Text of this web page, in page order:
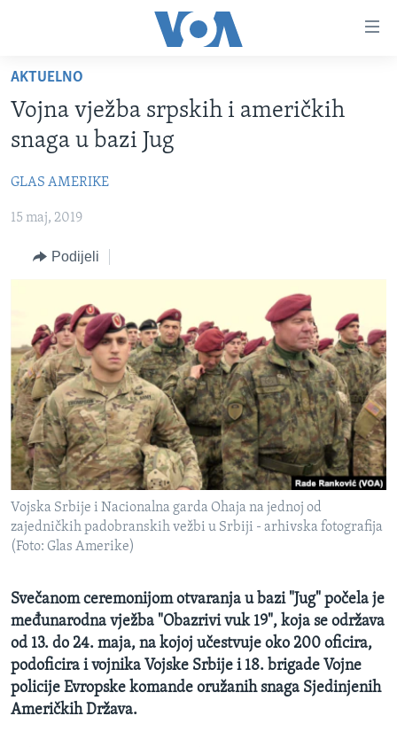
glavni
sadržaj
na
glavnu
Idi
pretragu
VIDEO
FOTOGRAFIJE DANA
VIJESTI
SJEDINJENE AMERIČKE DRŽAVE
BOSNA I HERCEGOVINA
NAUKA I TEHNOLOGIJA
SPECIJALNI PROJEKTI
SLOBODA MEDIJA
ŽENSKA STRANA
IZBJEGLIČKA STRANA
MAGAZIN
O GLASU AMERIKE
Learning English
PRATITE NAS
Jezici
AKTUELNO
Vojna vježba srpskih i američkih
snaga u bazi Jug
GLAS AMERIKE
15 maj, 2019
Podijeli
Vojska Srbije i Nacionalna garda Ohaja na jednoj od
zajedničkih padobranskih vežbi u Srbiji - arhivska fotografija
(Foto: Glas Amerike)
Svečanom ceremonijom otvaranja u bazi "Jug" počela je
međunarodna vježba "Obazrivi vuk 19", koja se održava
od 13. do 24. maja, na kojoj učestvuje oko 200 oficira,
podoficira i vojnika Vojske Srbije i 18. brigade Vojne
policije Evropske komande oružanih snaga Sjedinjenih
Američkih Država.